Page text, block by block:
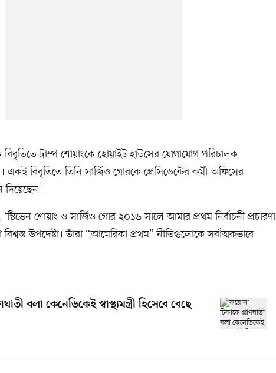
ট্রাম্প শোয়াংকে হোয়াইট হাউসের যোগাযোগ পরিচালক
বিবৃতিতে তিনি সার্জিও গোরকে প্রেসিডেন্টের কর্মী অফিসের
শোয়াং ও সার্জিও গোর ২০১৬ সালে আমার প্রথম নির্বাচনী প্রচারণা
উপদেষ্টা। তাঁরা “আমেরিকা প্রথম” নীতিগুলোকে সর্বাত্মকভাবে
বলা কেনেডিকেই স্বাস্থ্যমন্ত্রী হিসেবে বেছে